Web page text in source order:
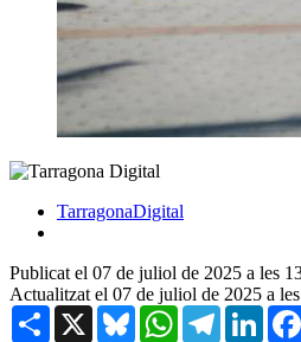
TarragonaDigital
Publicat el 07 de juliol de 2025 a les
Actualitzat el 07 de juliol de 2025 a
Share X BlueskyWhatsAppTelegram